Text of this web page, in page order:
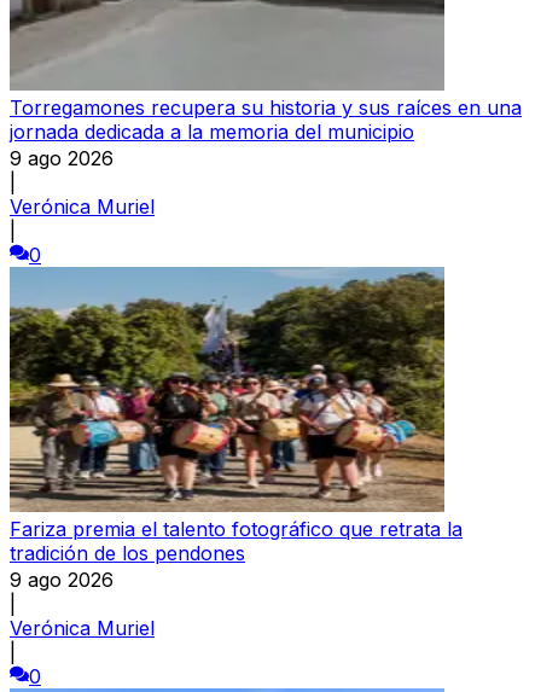
Torregamones recupera su historia y sus raíces en una
jornada dedicada a la memoria del municipio
9 ago 2026
Verónica Muriel
0
Fariza premia el talento fotográfico que retrata la
tradición de los pendones
9 ago 2026
Verónica Muriel
0